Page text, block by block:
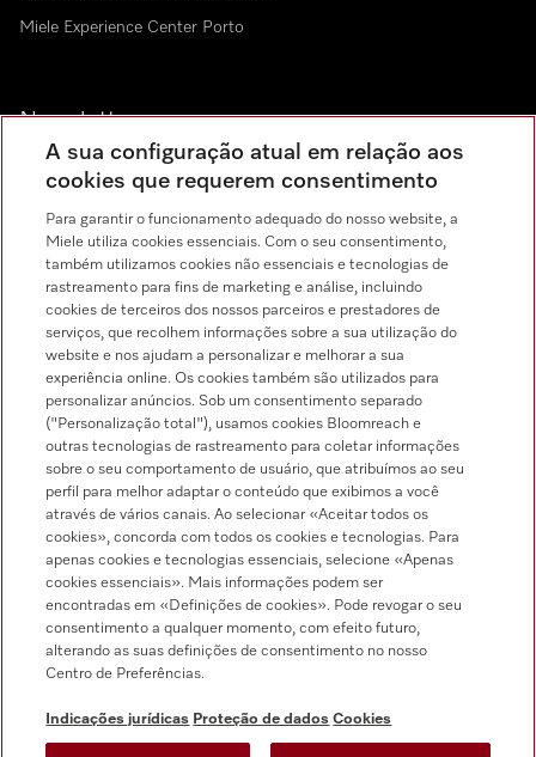
Miele Experience Center Porto
Newsletter
Indicações jurídicas
Condições gerais
Proteção de dados
Condições de utilização
Livro de reclamações
Canal de Ética
Formulário de livre resolução
Miele no Instagram
Miele no Facebook
Miele no Youtube
A sua configuração atual em relação aos
cookies que requerem consentimento
Para garantir o funcionamento adequado do nosso website, a
Miele utiliza cookies essenciais. Com o seu consentimento,
também utilizamos cookies não essenciais e tecnologias de
rastreamento para fins de marketing e análise, incluindo
cookies de terceiros dos nossos parceiros e prestadores de
serviços, que recolhem informações sobre a sua utilização do
website e nos ajudam a personalizar e melhorar a sua
experiência online. Os cookies também são utilizados para
personalizar anúncios. Sob um consentimento separado
("Personalização total"), usamos cookies Bloomreach e
outras tecnologias de rastreamento para coletar informações
sobre o seu comportamento de usuário, que atribuímos ao seu
perfil para melhor adaptar o conteúdo que exibimos a você
através de vários canais. Ao selecionar «Aceitar todos os
cookies», concorda com todos os cookies e tecnologias. Para
apenas cookies e tecnologias essenciais, selecione «Apenas
cookies essenciais». Mais informações podem ser
encontradas em «Definições de cookies». Pode revogar o seu
consentimento a qualquer momento, com efeito futuro,
alterando as suas definições de consentimento no nosso
Centro de Preferências.
Indicações jurídicas Proteção de dados Cookies